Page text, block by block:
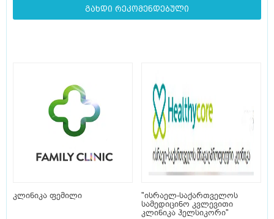
გახდი რეკომენდებული
კლინიკა ფემილი
"ისრაელ-საქართველოს
სამედიცინო კვლევითი
კლინიკა ჰელსიკორი"